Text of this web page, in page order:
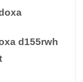
d155rwh